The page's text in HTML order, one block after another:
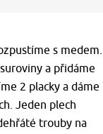
s medem.
a přidáme
2 placky a dáme
Jeden plech
trouby na